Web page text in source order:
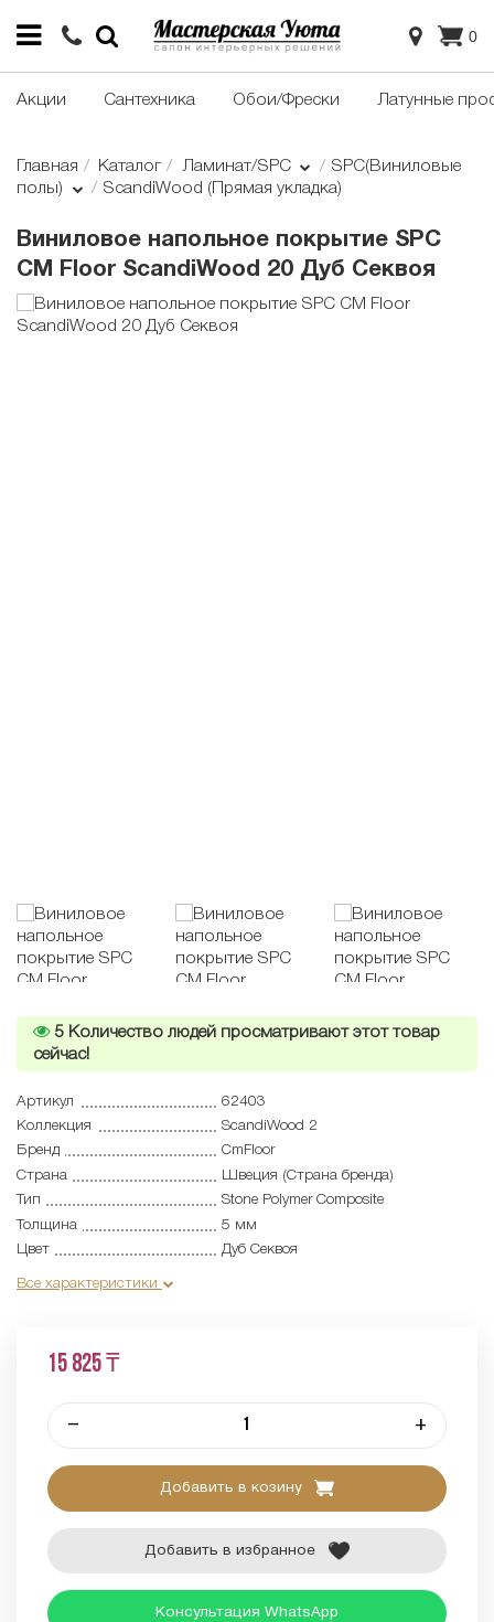
0
Акции Сантехника Обои/Фрески Латунные
Главная Каталог Ламинат/SPC
SPC(Виниловые
полы)
ScandiWood (Прямая укладка)
Виниловое напольное покрытие SPC
CM Floor ScandiWood 20 Дуб Секвоя
5 Количество людей просматривают этот товар
сейчас!
Артикул
62403
Коллекция
ScandiWood 2
Бренд
CmFloor
Страна
Швеция (Страна бренда)
Тип
Stone Polymer Composite
Толщина
5 мм
Цвет
Дуб Секвоя
Все характеристики
15 825 ₸
– +
Добавить в козину
Добавить в избранное
Консультация WhatsApp